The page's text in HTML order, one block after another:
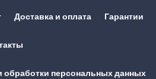
Доставка и оплата Гарантии
обработки персональных данных